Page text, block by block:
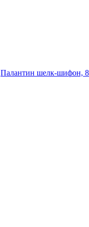
Палантин шелк-шифон,